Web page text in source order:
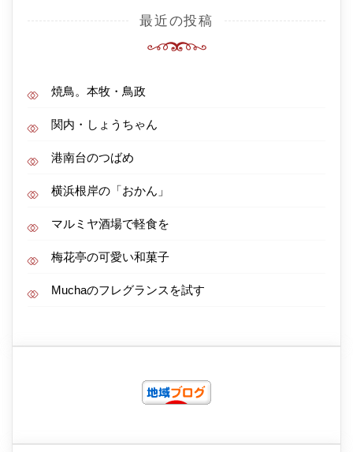
最近の投稿
焼鳥。本牧・鳥政
関内・しょうちゃん
港南台のつばめ
横浜根岸の「おかん」
マルミヤ酒場で軽食を
梅花亭の可愛い和菓子
Muchaのフレグランスを試す